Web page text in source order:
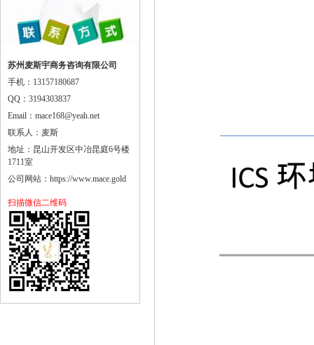
苏州麦斯宇商务咨询有限公司
手机：13157180687
QQ：3194303837
Email：mace168@yeah.net
联系人：麦斯
地址：昆山开发区中冶昆庭6号楼
1711室
公司网站：https://www.mace.gold
扫描微信二维码